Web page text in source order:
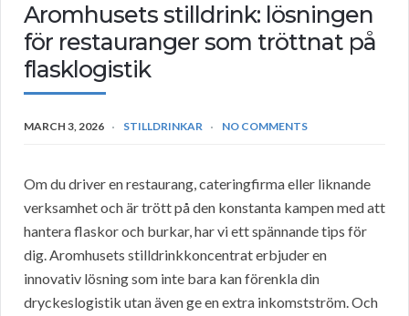
Aromhusets stilldrink: lösningen
för restauranger som tröttnat på
flasklogistik
MARCH 3, 2026 STILLDRINKAR NO COMMENTS
Om du driver en restaurang, cateringfirma eller liknande
verksamhet och är trött på den konstanta kampen med att
hantera flaskor och burkar, har vi ett spännande tips för
dig. Aromhusets stilldrinkkoncentrat erbjuder en
innovativ lösning som inte bara kan förenkla din
dryckeslogistik utan även ge en extra inkomstström. Och